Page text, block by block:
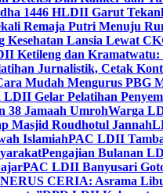
1446 HLDII Garut
Remaja Putri Menuju
Lansia Lewat
Ketileng dan
Jurnalistik, Cetak
Mudah Mengurus PBG
Gelar Pelatihan
38 Jamaah UmrohWarga
Masjid Roudhotul Jannah
IslamiahPAC LDII
Pengajian Bulanan
PAC LDII Banyusari
CERIA: Asrama